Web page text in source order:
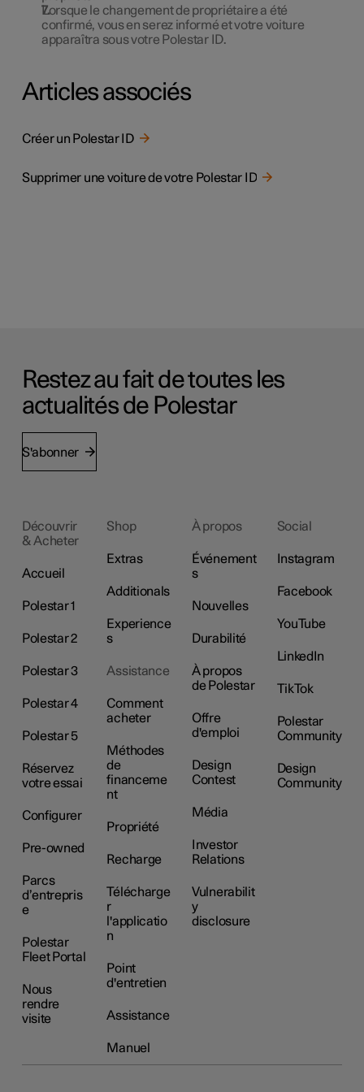
Lorsque le changement de propriétaire a été
confirmé, vous en serez informé et votre voiture
apparaîtra sous votre Polestar ID.
Articles associés
Créer un Polestar ID
Supprimer une voiture de votre Polestar ID
Restez au fait de toutes les
actualités de Polestar
S'abonner
Découvrir
& Acheter
Accueil
Polestar 1
Polestar 2
Polestar 3
Polestar 4
Polestar 5
Réservez
votre essai
Configurer
Pre-owned
Parcs
d’entrepris
e
Polestar
Fleet Portal
Nous
rendre
visite
Shop
Extras
Additionals
Experience
s
Assistance
Comment
acheter
Méthodes
de
financeme
nt
Propriété
Recharge
Télécharge
r
l'applicatio
n
Point
d'entretien
Assistance
Manuel
À propos
Événement
s
Nouvelles
Durabilité
À propos
de Polestar
Offre
d'emploi
Design
Contest
Média
Investor
Relations
Vulnerabilit
y
disclosure
Social
Instagram
Facebook
YouTube
LinkedIn
TikTok
Polestar
Community
Design
Community